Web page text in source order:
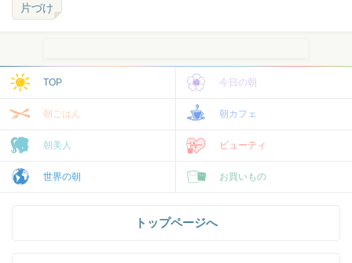
片づけ
TOP 今日の朝
朝ごはん 朝カフェ
朝美人 ビューティ
世界の朝 お買いもの
トップページへ